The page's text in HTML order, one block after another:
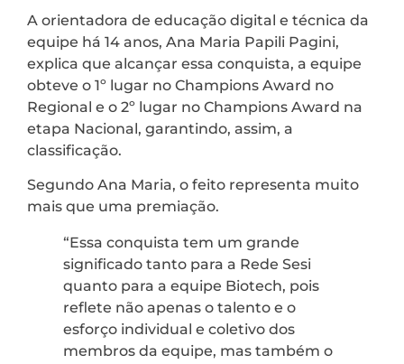
A orientadora de educação digital e técnica da
equipe há 14 anos, Ana Maria Papili Pagini,
explica que alcançar essa conquista, a equipe
obteve o 1º lugar no Champions Award no
Regional e o 2º lugar no Champions Award na
etapa Nacional, garantindo, assim, a
classificação.
Segundo Ana Maria, o feito representa muito
mais que uma premiação.
“Essa conquista tem um grande
significado tanto para a Rede Sesi
quanto para a equipe Biotech, pois
reflete não apenas o talento e o
esforço individual e coletivo dos
membros da equipe, mas também o